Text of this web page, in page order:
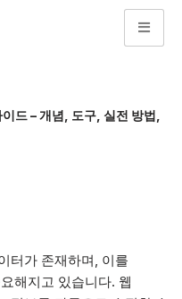
드 – 개념, 도구, 실전 방법,
터가 존재하며, 이를
해지고 있습니다. 웹